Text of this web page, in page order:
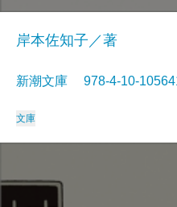
岸本佐知子／著
新潮文庫 978-4-10-
文庫